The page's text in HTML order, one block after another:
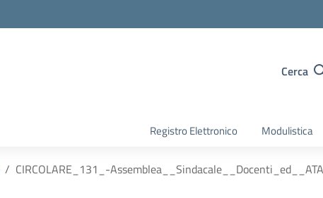
Cerca
Registro Elettronico Modulistica
CIRCOLARE_131_-